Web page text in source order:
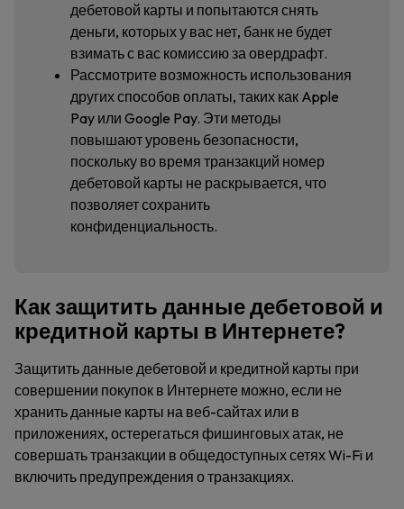
дебетовой карты и попытаются снять
деньги, которых у вас нет, банк не будет
взимать с вас комиссию за овердрафт.
Рассмотрите возможность использования
других способов оплаты, таких как Apple
Pay или Google Pay. Эти методы
повышают уровень безопасности,
поскольку во время транзакций номер
дебетовой карты не раскрывается, что
позволяет сохранить
конфиденциальность.
Как защитить данные дебетовой и
кредитной карты в Интернете?
Защитить данные дебетовой и кредитной карты при
совершении покупок в Интернете можно, если не
хранить данные карты на веб-сайтах или в
приложениях, остерегаться фишинговых атак, не
совершать транзакции в общедоступных сетях Wi-Fi и
включить предупреждения о транзакциях.